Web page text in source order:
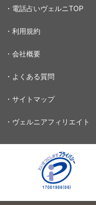
・電話占いヴェルニTOP
・利用規約
・会社概要
・よくある質問
・サイトマップ
・ヴェルニアフィリエイト